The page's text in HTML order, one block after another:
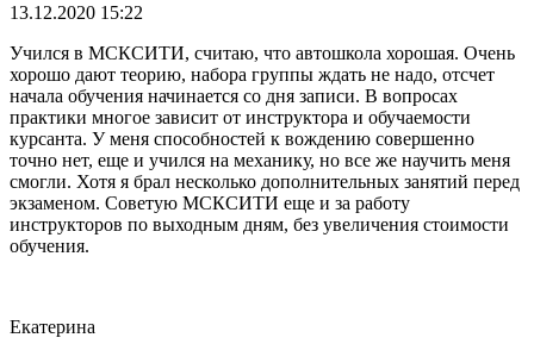
13.12.2020 15:22
Учился в МСКСИТИ, считаю, что автошкола хорошая. Очень
хорошо дают теорию, набора группы ждать не надо, отсчет
начала обучения начинается со дня записи. В вопросах
практики многое зависит от инструктора и обучаемости
курсанта. У меня способностей к вождению совершенно
точно нет, еще и учился на механику, но все же научить меня
смогли. Хотя я брал несколько дополнительных занятий перед
экзаменом. Советую МСКСИТИ еще и за работу
инструкторов по выходным дням, без увеличения стоимости
обучения.
Екатерина